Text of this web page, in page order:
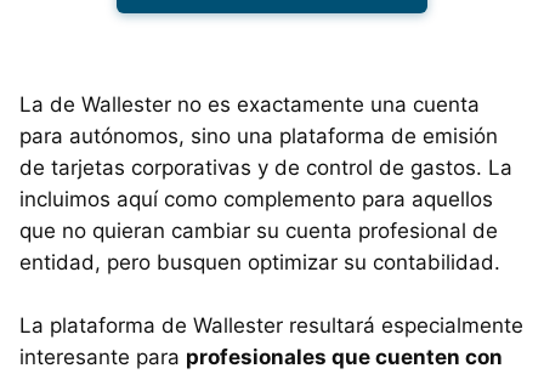
La de Wallester no es exactamente una cuenta
para autónomos, sino una plataforma de emisión
de tarjetas corporativas y de control de gastos. La
incluimos aquí como complemento para aquellos
que no quieran cambiar su cuenta profesional de
entidad, pero busquen optimizar su contabilidad.
La plataforma de Wallester resultará especialmente
interesante para profesionales que cuenten con